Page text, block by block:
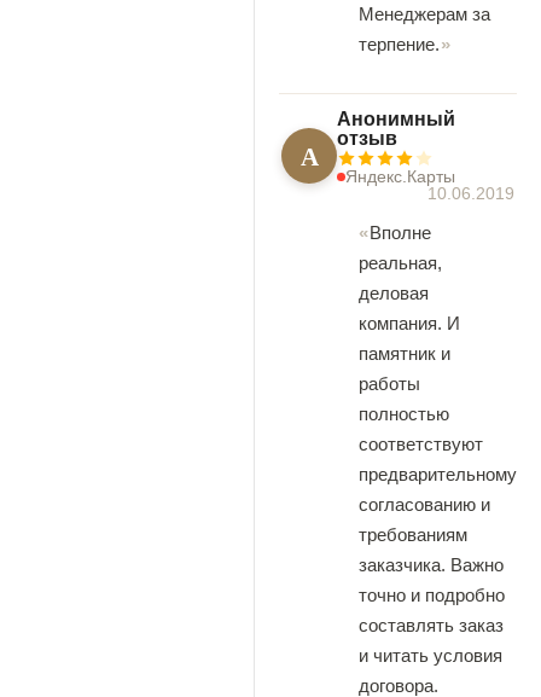
Менеджерам за
терпение.
А
Анонимный
отзыв
Яндекс.Карты
10.06.2019
Вполне
реальная,
деловая
компания. И
памятник и
работы
полностью
соответствуют
предварительному
согласованию и
требованиям
заказчика. Важно
точно и подробно
составлять заказ
и читать условия
договора.